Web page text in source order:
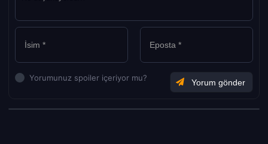
Yorumunuz spoiler içeriyor mu?